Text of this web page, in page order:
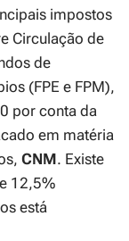
impostos
Circulação de
de
(FPE e FPM),
por conta da
em matéria
CNM. Existe
12,5%
está